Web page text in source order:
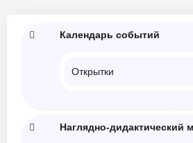
Календарь событий
Открытки
Наглядно-дидактический